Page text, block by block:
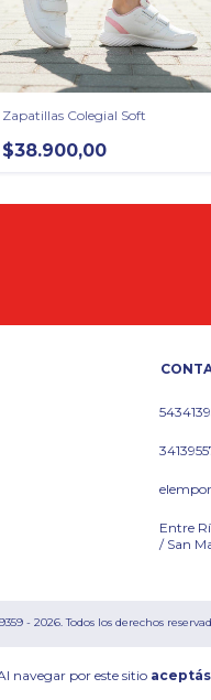
navegar por este sitio
Zapatillas Colegial Soft
$38.900,00
Entre
/ San
- 2026. Todos los derechos